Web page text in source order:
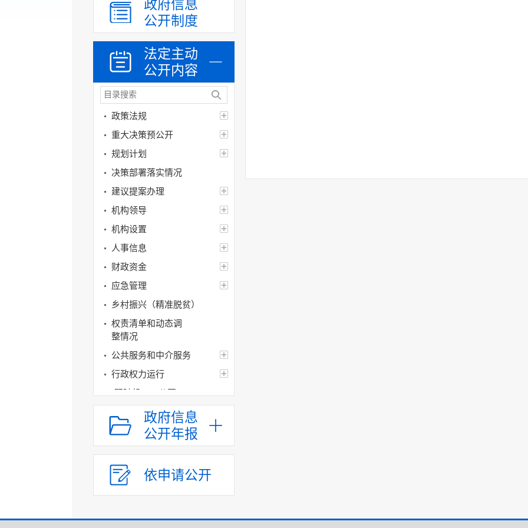
政府信息
公开制度
法定主动
公开内容
政策法规
重大决策预公开
规划计划
决策部署落实情况
建议提案办理
机构领导
机构设置
人事信息
财政资金
应急管理
乡村振兴（精准脱贫）
权责清单和动态调
整情况
公共服务和中介服务
行政权力运行
“双随机、一公开”
网上政务服务
招标采购
上级政策解读
本级政策解读
政府信息
公开年报
依申请公开